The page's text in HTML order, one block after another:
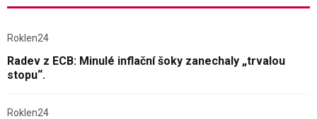
Roklen24
Radev z ECB: Minulé inflační šoky zanechaly „trvalou
stopu“.
Roklen24